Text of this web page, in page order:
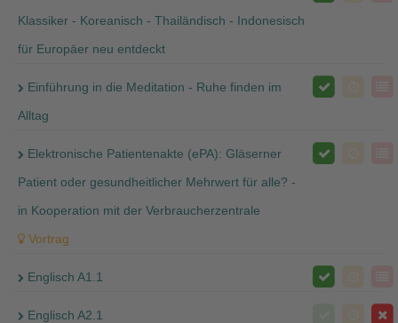
Klassiker - Koreanisch - Thailändisch - Indonesisch
für Europäer neu entdeckt
Einführung in die Meditation - Ruhe finden im
Alltag
Elektronische Patientenakte (ePA): Gläserner
Patient oder gesundheitlicher Mehrwert für alle? -
in Kooperation mit der Verbraucherzentrale
Vortrag
Englisch A1.1
Englisch A2.1